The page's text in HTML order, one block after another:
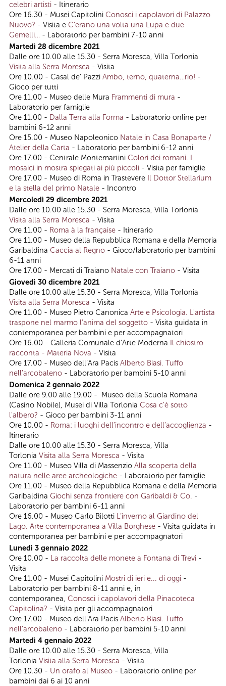
celebri artisti - Itinerario
Ore 16.30 - Musei Capitolini Conosci i capolavori di Palazzo
Nuovo? - Visita e C’erano una volta una Lupa e due
Gemelli… - Laboratorio per bambini 7-10 anni
Martedì 28 dicembre 2021
Dalle ore 10.00 alle 15.30 - Serra Moresca, Villa Torlonia
Visita alla Serra Moresca - Visita
Ore 10.00 - Casal de’ Pazzi Ambo, terno, quaterna…rio! -
Gioco per tutti
Ore 11.00 - Museo delle Mura Frammenti di mura -
Laboratorio per famiglie
Ore 11.00 - Dalla Terra alla Forma - Laboratorio online per
bambini 6-12 anni
Ore 15.00 - Museo Napoleonico Natale in Casa Bonaparte /
Atelier della Carta - Laboratorio per bambini 6-12 anni
Ore 17.00 - Centrale Montemartini Colori dei romani. I
mosaici in mostra spiegati ai più piccoli - Visita per famiglie
Ore 17.00 - Museo di Roma in Trastevere Il Dottor Stellarium
e la stella del primo Natale - Incontro
Mercoledì 29 dicembre 2021
Dalle ore 10.00 alle 15.30 - Serra Moresca, Villa Torlonia
Visita alla Serra Moresca - Visita
Ore 11.00 - Roma à la française - Itinerario
Ore 11.00 - Museo della Repubblica Romana e della Memoria
Garibaldina Caccia al Regno - Gioco/laboratorio per bambini
6-11 anni
Ore 17.00 - Mercati di Traiano Natale con Traiano - Visita
Giovedì 30 dicembre 2021
Dalle ore 10.00 alle 15.30 - Serra Moresca, Villa Torlonia
Visita alla Serra Moresca - Visita
Ore 11.00 - Museo Pietro Canonica Arte e Psicologia. L'artista
traspone nel marmo l'anima del soggetto - Visita guidata in
contemporanea per bambini e per accompagnatori
Ore 16.00 - Galleria Comunale d’Arte Moderna Il chiostro
racconta - Materia Nova - Visita
Ore 17.00 - Museo dell’Ara Pacis Alberto Biasi. Tuffo
nell'arcobaleno - Laboratorio per bambini 5-10 anni
Domenica 2 gennaio 2022
Dalle ore 9.00 alle 19.00 - Museo della Scuola Romana
(Casino Nobile), Musei di Villa Torlonia Cosa c'è sotto
l'albero? - Gioco per bambini 3-11 anni
Ore 10.00 - Roma: i luoghi dell’incontro e dell’accoglienza -
Itinerario
Dalle ore 10.00 alle 15.30 - Serra Moresca, Villa
Torlonia Visita alla Serra Moresca - Visita
Ore 11.00 - Museo Villa di Massenzio Alla scoperta della
natura nelle aree archeologiche - Laboratorio per famiglie
Ore 11.00 - Museo della Repubblica Romana e della Memoria
Garibaldina Giochi senza frontiere con Garibaldi & Co. -
Laboratorio per bambini 6-11 anni
Ore 16.00 - Museo Carlo Bilotti L’inverno al Giardino del
Lago. Arte contemporanea a Villa Borghese - Visita guidata in
contemporanea per bambini e per accompagnatori
Lunedì 3 gennaio 2022
Ore 10.00 - La raccolta delle monete a Fontana di Trevi -
Visita
Ore 11.00 - Musei Capitolini Mostri di ieri e... di oggi -
Laboratorio per bambini 8-11 anni e, in
contemporanea, Conosci i capolavori della Pinacoteca
Capitolina? - Visita per gli accompagnatori
Ore 17.00 - Museo dell’Ara Pacis Alberto Biasi. Tuffo
nell'arcobaleno - Laboratorio per bambini 5-10 anni
Martedì 4 gennaio 2022
Dalle ore 10.00 alle 15.30 - Serra Moresca, Villa
Torlonia Visita alla Serra Moresca - Visita
Ore 10.30 - Un orafo al Museo - Laboratorio online per
bambini dai 6 ai 10 anni